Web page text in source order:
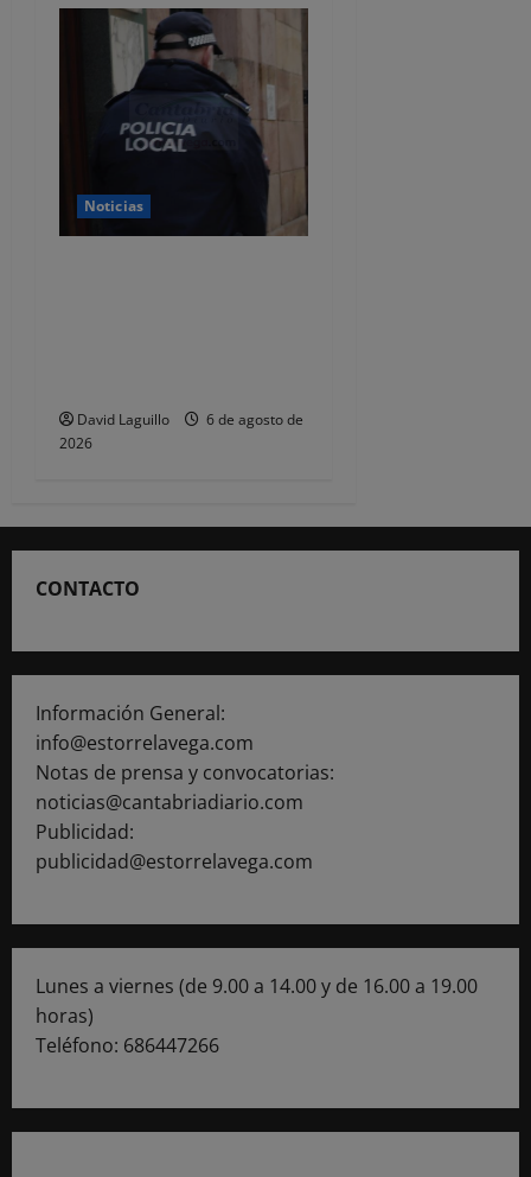
Noticias
David Laguillo
6 de agosto de
2026
CONTACTO
Información General:
info@estorrelavega.com
Notas de prensa y convocatorias:
noticias@cantabriadiario.com
Publicidad:
publicidad@estorrelavega.com
Lunes a viernes (de 9.00 a 14.00 y de 16.00 a 19.00
horas)
Teléfono: 686447266